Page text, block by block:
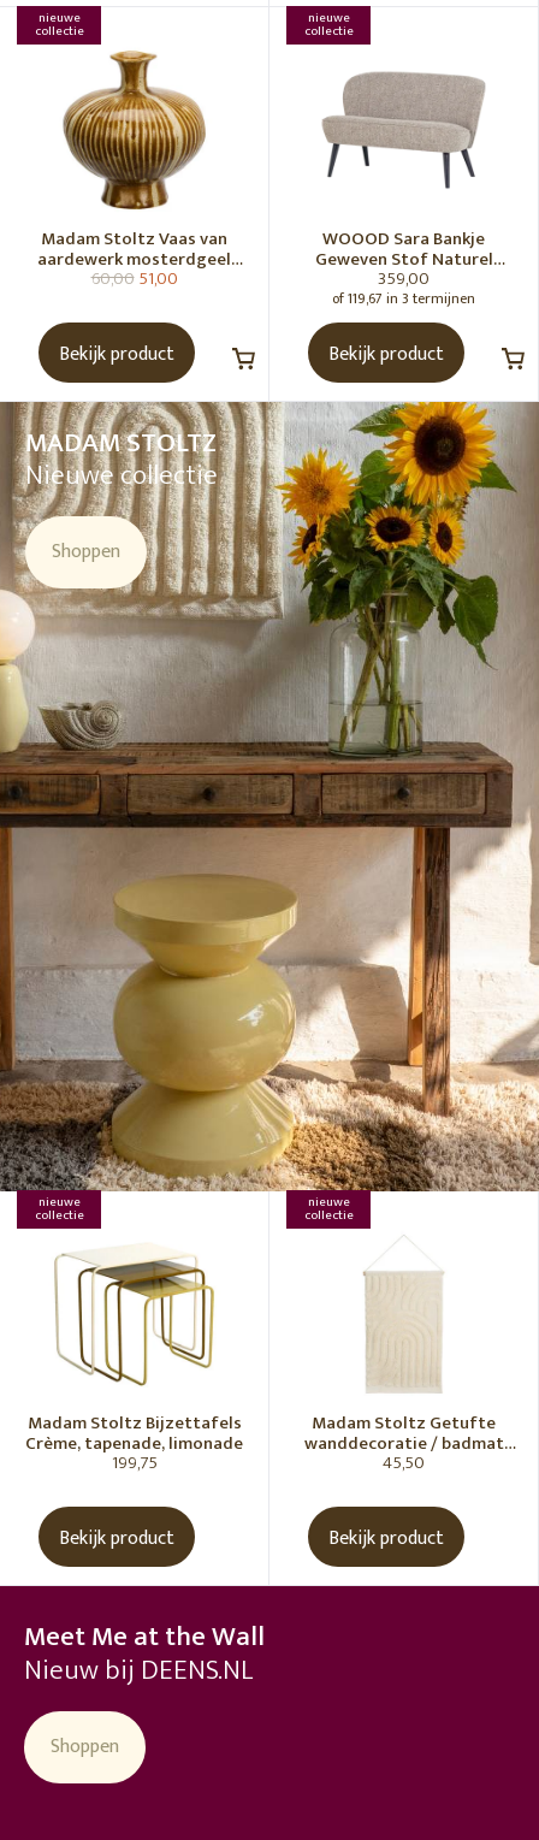
nieuwe
collectie
Madam Stoltz Vaas van
aardewerk mosterdgeel
naturel
60,0051,00
Bekijk product
nieuwe
collectie
WOOOD Sara Bankje
Geweven Stof Naturel
Melange [Fsc]
359,00
of 119,67 in 3 termijnen
Bekijk product
MADAM STOLTZ
Nieuwe collectie
Shoppen
nieuwe
collectie
Madam Stoltz Bijzettafels
Crème, tapenade, limonade
199,75
Bekijk product
nieuwe
collectie
Madam Stoltz Getufte
wanddecoratie / badmat
Vanille
45,50
Bekijk product
Meet Me at the Wall
Nieuw bij DEENS.NL
Shoppen